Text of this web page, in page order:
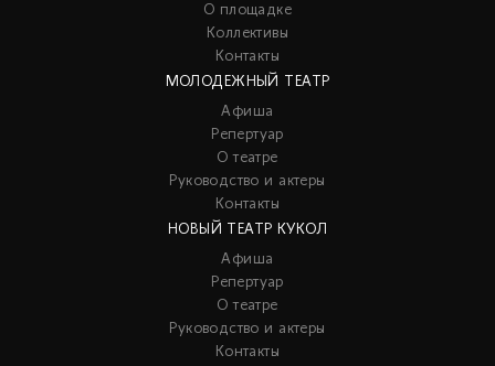
О площадке
Коллективы
Контакты
МОЛОДЕЖНЫЙ ТЕАТР
Афиша
Репертуар
О театре
Руководство и актеры
Контакты
НОВЫЙ ТЕАТР КУКОЛ
Афиша
Репертуар
О театре
Руководство и актеры
Контакты